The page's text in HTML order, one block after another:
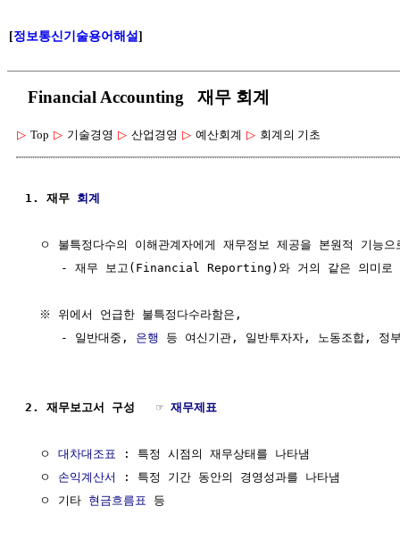
[정보통신기술용어해설]
Financial Accounting 재무 회계
▷ Top ▷ 기술경영 ▷ 산업경영 ▷ 예산회계 ▷ 회계의 기초
1. 재무 회계
ㅇ 불특정다수의 이해관계자에게 재무정보 제공을 본원적 기능으
- 재무 보고(Financial Reporting)와 거의 같은 의미로
  ※ 위에서 언급한 불특정다수라함은,
     - 일반대중,
은행 등 여신기관, 일반투자자, 노동조합, 정
2. 재무보고서 구성   ☞ 재무제표
  ㅇ
대차대조표 : 특정 시점의 재무상태를 나타냄
  ㅇ
손익계산서
: 특정 기간 동안의 경영성과를 나타냄
  ㅇ 기타
현금흐름표 등